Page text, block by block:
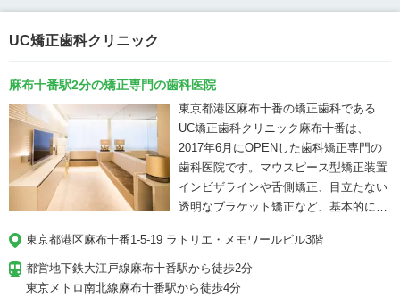
要性が高まり、社員レベル日本一を目指して頑
張っています。 「Ｙｏｕ矯正歯科があってよか
った！」といっていただけるようスタッフ一同
す。
UC矯正歯科クリニック
東京都港区麻布十番1-5-19 ラトリエ・メモワールビル3階
都営地下鉄大江戸線麻布十番駅から徒歩2分
東京メトロ南北線麻布十番駅から徒歩4分
麻布十番駅2分の矯正専門の歯科医院
東京都港区麻布十番の矯正歯科である
UC矯正歯科クリニック麻布十番は、
2017年6月にOPENした歯科矯正専門の
歯科医院です。マウスピース型矯正装置
インビザラインや舌側矯正、目立たない
透明なブラケット矯正など、基本的には